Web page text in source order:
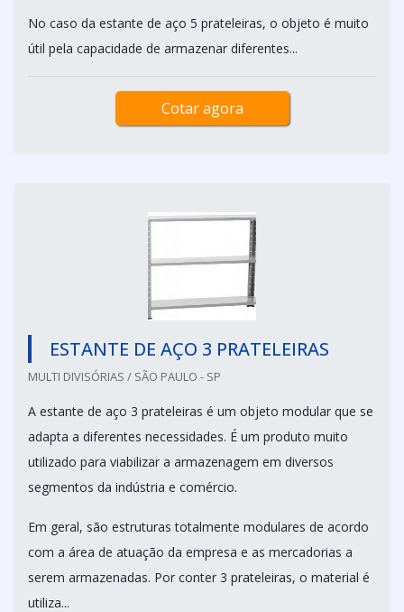
No caso da estante de aço 5 prateleiras, o objeto é muito
útil pela capacidade de armazenar diferentes...
Cotar agora
ESTANTE DE AÇO 3 PRATELEIRAS
MULTI DIVISÓRIAS / SÃO PAULO - SP
A estante de aço 3 prateleiras é um objeto modular que se
adapta a diferentes necessidades. É um produto muito
utilizado para viabilizar a armazenagem em diversos
segmentos da indústria e comércio.
Em geral, são estruturas totalmente modulares de acordo
com a área de atuação da empresa e as mercadorias a
serem armazenadas. Por conter 3 prateleiras, o material é
utiliza...